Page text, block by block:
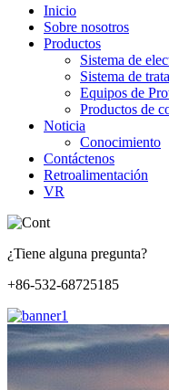
Inicio
Sobre nosotros
Productos
Sistema de
Sistema de
Equipos de
Productos de
Noticia
Conocimiento
Contáctenos
Retroalimentación
VR
¿Tiene alguna pregunta?
+86-532-68725185